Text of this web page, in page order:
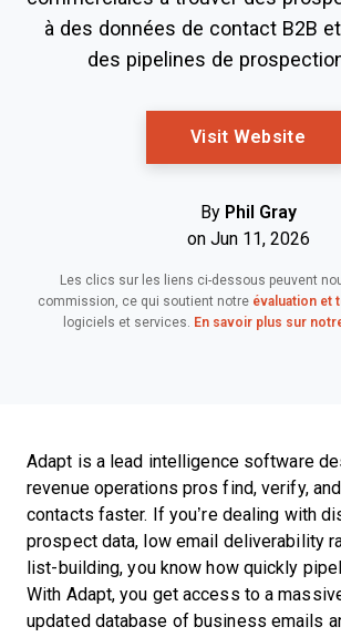
à des données de contact B2B
des pipelines de
Visit Website
By Phil Gray
on Jun 11, 2026
Les clics sur les liens ci-dessous peuvent
commission, ce qui soutient notre évaluation et
logiciels et services. En savoir plus sur
Adapt is a lead intelligence software
revenue operations pros find, verify,
contacts faster. If you’re dealing with
prospect data, low email deliverability
list-building, you know how quickly
With Adapt, you get access to a
updated database of business emails